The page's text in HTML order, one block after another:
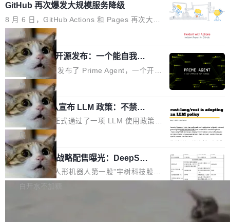
鸿蒙通过统一技术底座和分布式能力，为不同类
型智能设备的开发、连接与互联提供关键支撑，
也为产业链企业探索产品创新与商业增长打开新
的空间。 8月14日，开源鸿蒙智能硬件开发者日
（OHDD：OpenHarmony Hardware Develope
r Day）将在杭州启航。活动面向智能硬件产业
链企业和开发者，邀请行业专家与资深技术顾
问，围绕开源鸿蒙技术能力、设备适配、芯片适
配、功耗与稳定性调优、兼容性测评及统一互联
等内容展开系统讲解和实战交流，帮助企业进一
步了解开源鸿蒙在智能...
GitHub 再次爆发大规模服务降级
8 月 6 日，GitHub Actions 和 Pages 再次大规
模服务降级，Actions 完全不可用超过 5 小时，
webhook 停发，连自托管 runner 也因调度层故
障无法工作。Pages、Copilot code review、C
opilot coding agent 全部受影响。从检测到完全
恢复，大约 12 小时。 这是 2026 年 8 月的第六
起事故，其中四起与 AI/Copilot 服务相关。 Git
Hub 员工 kdaigle 在 HN 讨论中贴出了一组数
据：2025 年全年 10 亿次 commit。现在，每周
2.75 亿次，全年预计 140 亿次。GitHub...
局
Prime Agent 开源发布：一个能自我改
进的编程 Agent，ARC-AGI 3 超越人类
专家基线
Prime Intellect 发布了 Prime Agent，一个开源
的编程 Agent Harness，核心设计围绕两个抽
象：Recursive Language Model（RLM）和 C
ontinual Harness。在 ARC-AGI 3 基准测试
上，Prime Agent + Opus 5 的组合达到了 95.
5% RHAE Best@1，超过了 ARC 报告的人类专
家基线 95.4%。 不是又一个 coding agent 包装
器 Prime Agent 的架构和市面上大多数 coding
agent 有本质区别。大多数 agent harness 的设
计是基于早期模型的能力—...
局
Rust 项目团队宣布 LLM 政策：不禁
止，但你要承认哪些代码不是你写的
Rust 语言项目正式通过了一项 LLM 使用政策，
覆盖 rust-lang/rust 单一仓库的代码贡献。这不
是项目级别的官方立场，目前由五个团队采纳，
但它可能是主流开源项目中关于 AI 辅助贡献最
细致的一份规则。 政策的核心只有一句话：LLM
可以用来分析、提炼、审阅、建议，但不能用来
局
宇树科技 IPO 战略配售曝光：DeepSe
ek 获配 93.3 万股，锁定 36 个月
8月6日晚间，“人形机器人第一股”宇树科技股份
有限公司披露IPO发行价格及战略配售结果，杭
白开水不加糖